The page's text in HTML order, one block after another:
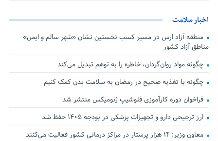
اخبار سلامت
منطقه آزاد ارس در مسیر کسب نخستین نشان «شهر سالم و ایمن»
مناطق آزاد کشور
چگونه مواد روان‌گردان، خاطره را به توهم تبدیل می‌کند
چگونه با تغذیه صحیح در رمضان به سلامت بدن کمک کنیم
فراخوان دوره کارآموزی فلوشیپ ژنومیکس منتشر شد
ارز ترجیحی دارو و تجهیزات پزشکی در بودجه ۱۴۰۵ حفظ شد
معاون وزیر: ۱۴ هزار پرستار در مراکز درمانی کشور فعالیت می‌کنند